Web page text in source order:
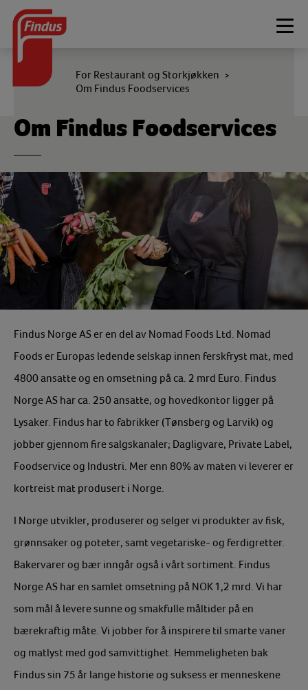
Om Findus Foodservices
For Restaurant og Storkjøkken >
Om Findus Foodservices
Findus Norge AS er en del av Nomad Foods Ltd. Nomad
Foods er Europas ledende selskap innen ferskfryst mat, med
4800 ansatte og en omsetning på ca. 2 mrd Euro. Findus
Norge AS har ca. 250 ansatte, og hovedkontor ligger på
Lysaker. Findus har to fabrikker (Tønsberg og Larvik) og
jobber gjennom fire salgskanaler; Dagligvare, Private Label,
Foodservice og Industri. Mer enn 80% av maten vi leverer er
kortreist mat produsert i Norge.
I Norge utvikler, produserer og selger vi produkter av fisk,
grønnsaker og poteter, samt vegetariske- og ferdigretter.
Bakervarer og bær inngår også i vårt sortiment. Findus
Norge AS har en samlet omsetning på NOK 1,2 mrd. Vi har
som mål å levere sunne og smakfulle måltider på en
bærekraftig måte. Vi jobber for å inspirere til smarte vaner
og matlyst med god samvittighet. Hemmeligheten bak
Findus sin 75 år lange historie og suksess er menneskene